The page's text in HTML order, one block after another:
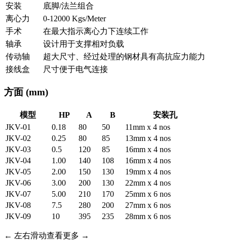
安装
底脚/法兰组合
离心力
0-12000 Kgs/Meter
手术
在最大指示离心力下连续工作
轴承
设计用于支撑相对负载
传动轴
超大尺寸、经过处理的钢材具有高抗应力能力
接线盒
尺寸便于电气连接
方面 (mm)
模型 HP A B
安装孔
JKV-01
0.18 80 50
11mm x 4 nos
JKV-02
0.25 80 85
13mm x 4 nos
JKV-03
0.5 120 85
16mm x 4 nos
JKV-04
1.00 140 108
16mm x 4 nos
JKV-05
2.00 150 130
19mm x 4 nos
JKV-06
3.00 200 130
22mm x 4 nos
JKV-07
5.00 210 170
25mm x 6 nos
JKV-08
7.5 280 200
27mm x 6 nos
JKV-09
10 395 235 28mm x 6 nos
← 左右滑动查看更多 →